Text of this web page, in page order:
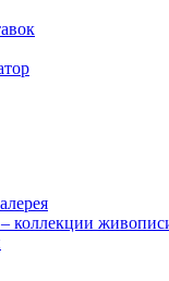
коллекции